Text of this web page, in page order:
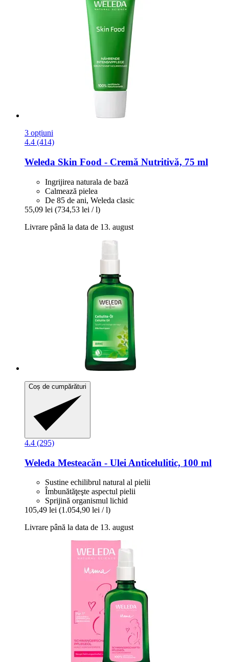
3 opțiuni
4.4 (414)
Weleda Skin Food -​ Cremă Nutritivă, 75 ml
Ingrijirea naturala de bază
Calmează pielea
De 85 de ani, Weleda clasic
55,09 lei (734,53 lei / l)
Livrare până la data de 13. august
Coș de cumpărături
4.4 (295)
Weleda Mesteacăn -​ Ulei Anticelulitic, 100 ml
Sustine echilibrul natural al pielii
Îmbunătăţeşte aspectul pielii
Sprijină organismul lichid
105,49 lei (1.054,90 lei / l)
Livrare până la data de 13. august